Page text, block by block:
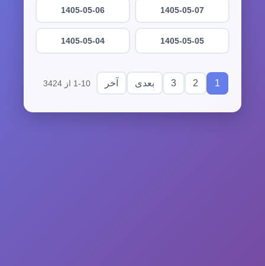
1405-05-07
1405-05-06
1405-05-05
1405-05-04
1
2
3 بعدی آخر 1-10 از 3424